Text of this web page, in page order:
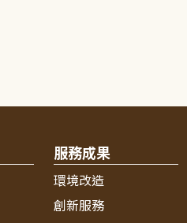
服務成果
環境改造
創新服務